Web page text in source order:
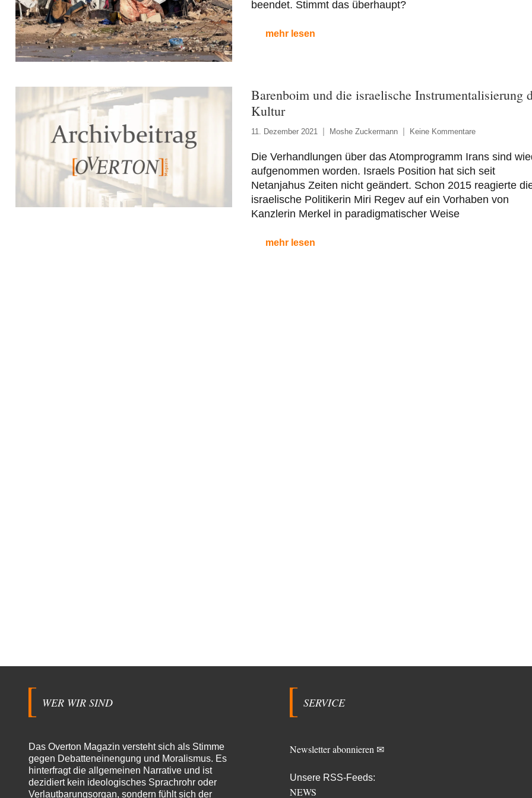
beendet. Stimmt das überhaupt?
mehr lesen
Barenboim und die israelische Instrumentalisierung
Kultur
11. Dezember 2021 Moshe Zuckermann Keine Kommentare
Die Verhandlungen über das Atomprogramm Irans sind
aufgenommen worden. Israels Position hat sich seit
Netanjahus Zeiten nicht geändert. Schon 2015 reagierte
israelische Politikerin Miri Regev auf ein Vorhaben von
Kanzlerin Merkel in paradigmatischer Weise
mehr lesen
WER WIR SIND
Das Overton Magazin versteht sich als Stimme
gegen Debatteneinengung und Moralismus. Es
hinterfragt die allgemeinen Narrative und ist
dezidiert kein ideologisches Sprachrohr oder
Verlautbarungsorgan, sondern fühlt sich der
SERVICE
Newsletter abonnieren ✉
Unsere RSS-Feeds:
NEWS